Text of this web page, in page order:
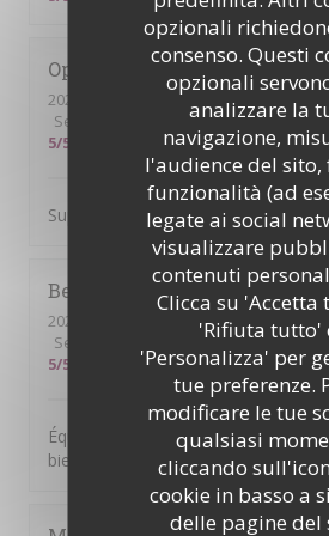
opzionali
consenso. Questi
opzionali
analizzare la
navigazione,
l'audience del sito,
funzionalità (ad
legate ai social
visualizzare
contenuti
Clicca su 'Accetta
'Rifiuta tutto'
'Personalizza' per
tue preferenze.
modificare le tue
qualsiasi
cliccando
cookie in basso a
delle pagine del
Ophelie
2026-07-18
- 11:30 - Ospiti 2
Servizio
Atmosfera:5/5 Cucina:
5/5
Super brunch copieux et bon Le
Beatrice
2026-07-14
- 19:00 - Ospiti 6
Servizio
Atmosfera:5/5 Cucina
5/5
Équipe accueillante. Bonne
bien. Je recommande